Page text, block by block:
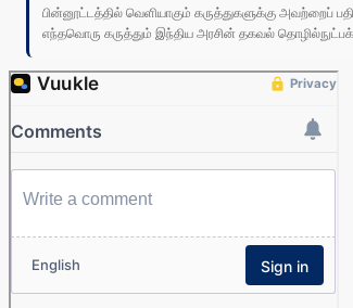
பின்னூட்டத்தில் வெளியாகும் கருத்துகளுக்கு அவற்றைப்
எந்தவொரு கருத்தும் இந்திய அரசின் தகவல்